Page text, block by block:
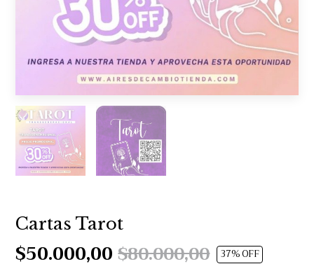
Cartas Tarot
$50.000,00$80.000,00 37% OFF